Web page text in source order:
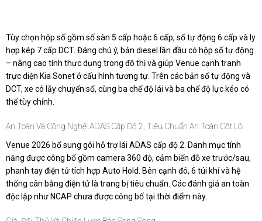
Tùy chọn hộp số gồm số sàn 5 cấp hoặc 6 cấp, số tự động 6 cấp và ly
hợp kép 7 cấp DCT. Đáng chú ý, bản diesel lần đầu có hộp số tự động
– nâng cao tính thực dụng trong đô thị và giúp Venue cạnh tranh
trực diện Kia Sonet ở cấu hình tương tự. Trên các bản số tự động và
DCT, xe có lẫy chuyển số, cùng ba chế độ lái và ba chế độ lực kéo có
thể tùy chỉnh.
An Toàn Và Công Nghệ: ADAS Cấp Độ 2, Tiêu Chuẩn An Toàn Cốt Lõi
Venue 2026 bổ sung gói hỗ trợ lái ADAS cấp độ 2. Danh mục tính
năng được công bố gồm camera 360 độ, cảm biến đỗ xe trước/sau,
phanh tay điện tử tích hợp Auto Hold. Bên cạnh đó, 6 túi khí và hệ
thống cân bằng điện tử là trang bị tiêu chuẩn. Các đánh giá an toàn
độc lập như NCAP chưa được công bố tại thời điểm này.